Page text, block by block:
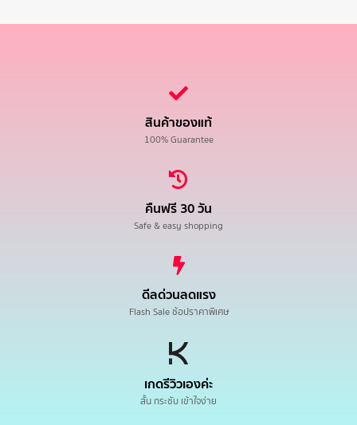
สินค้าของแท้
100% Guarantee
คืนฟรี 30 วัน
Safe & easy shopping
ดีลด่วนลดแรง
Flash Sale ช้อปราคาพิเศษ
เกดรีวิวเองค่ะ
สั้น กระชับ เข้าใจง่าย